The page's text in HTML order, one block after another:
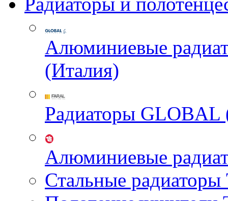
Алюминиевые
(Италия)
Радиаторы GLOBAL
Алюминиевые
Стальные